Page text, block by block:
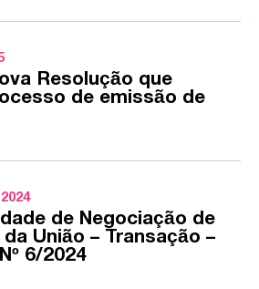
Resolução que
de emissão de
de Negociação de
União – Transação –
6/2024